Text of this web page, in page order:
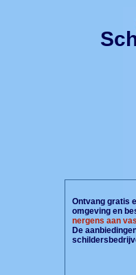
Ontvang gratis
omgeving en
nergens aan
De